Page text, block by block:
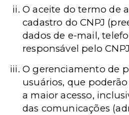
O aceite do termo de
cadastro do CNPJ
dados de e-mail,
responsável pelo
O gerenciamento de
usuários, que
a maior acesso,
das comunicações